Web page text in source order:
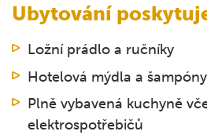
Ubytování
Ložní prádlo a ručníky
Hotelová mýdla a
Plně vybavená kuchyně
elektrospotřebičů